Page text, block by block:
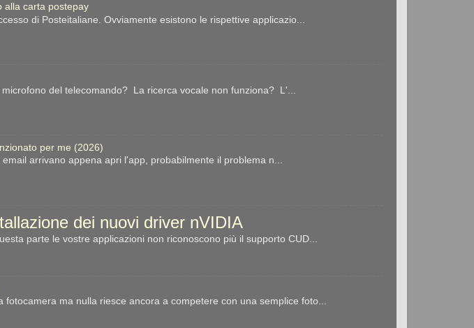
alla carta postepay
di Posteitaliane. Ovviamente esistono le rispettive applicazio...
del telecomando? La ricerca vocale non funziona? L'...
per me (2026)
arrivano appena apri l'app, probabilmente il problema n...
dei nuovi driver nVIDIA
parte le vostre applicazioni non riconoscono più il supporto CUD...
ma nulla riesce ancora a competere con una semplice foto...